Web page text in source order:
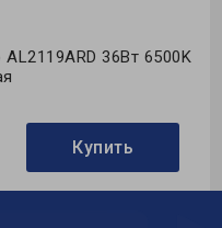
36Вт 6500K
Купить